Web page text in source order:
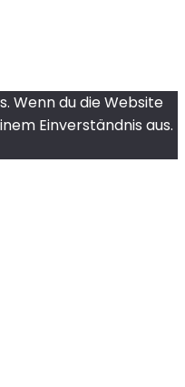
Wenn du die Website
Einverständnis aus.